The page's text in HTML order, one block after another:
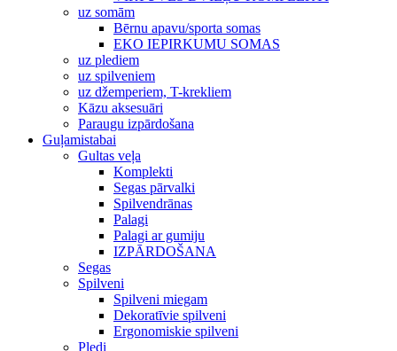
uz somām
Bērnu apavu/sporta somas
EKO IEPIRKUMU SOMAS
uz plediem
uz spilveniem
uz džemperiem, T-krekliem
Kāzu aksesuāri
Paraugu izpārdošana
Guļamistabai
Gultas veļa
Komplekti
Segas pārvalki
Spilvendrānas
Palagi
Palagi ar gumiju
IZPĀRDOŠANA
Segas
Spilveni
Spilveni miegam
Dekoratīvie spilveni
Ergonomiskie spilveni
Pledi